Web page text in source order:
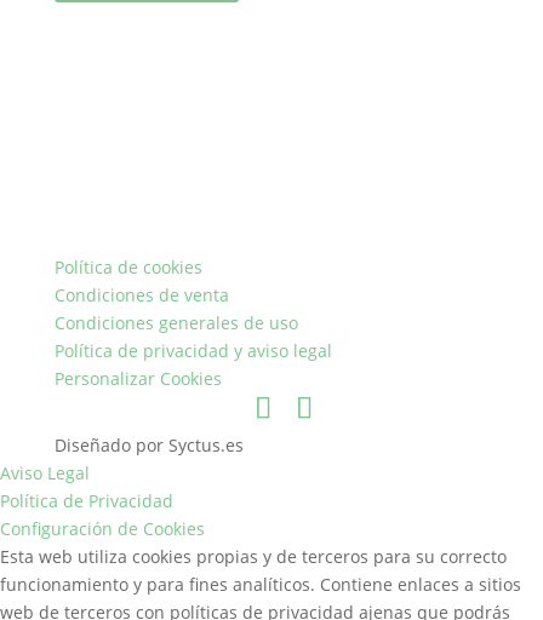
Política de cookies
Condiciones de venta
Condiciones generales de uso
Política de privacidad y aviso legal
Personalizar Cookies
Diseñado por Syctus.es
Aviso Legal
Política de Privacidad
Configuración de Cookies
Esta web utiliza cookies propias y de terceros para su correcto
funcionamiento y para fines analíticos. Contiene enlaces a sitios
web de terceros con políticas de privacidad ajenas que podrás